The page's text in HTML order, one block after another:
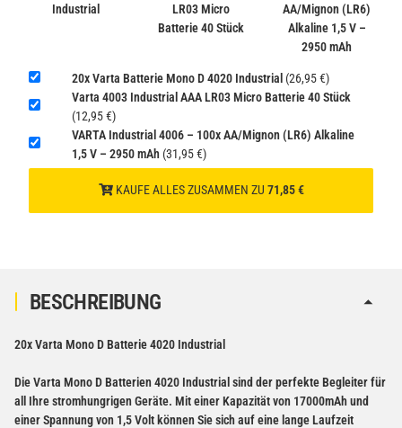
Verbatim Cool'n'Go AirJet Handventilator 4000mAh
inkl. 19% USt. zzgl.Versand
(Gefahrgut UN3480 Versand
gem. SV188 ADR)
−
1
Industrial
LR03 Micro
Batterie 40 Stück
AA/Mignon (LR6)
Alkaline 1,5 V –
2950 mAh
20x Varta Batterie Mono D 4020 Industrial (26,95 €)
Varta 4003 Industrial AAA LR03 Micro Batterie 40 Stück
(12,95 €)
VARTA Industrial 4006 – 100x AA/Mignon (LR6) Alkaline
1,5 V – 2950 mAh (31,95 €)
KAUFE ALLES ZUSAMMEN ZU 71,85 €
BESCHREIBUNG
20x Varta Mono D Batterie 4020 Industrial
Die Varta Mono D Batterien 4020 Industrial sind der perfekte Begleiter für
all Ihre stromhungrigen Geräte. Mit einer Kapazität von 17000mAh und
einer Spannung von 1,5 Volt können Sie sich auf eine lange Laufzeit